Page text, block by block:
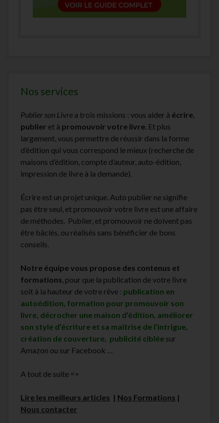
Nos services
Publier son Livre a trois missions : vous aider à écrire,
publier et à promouvoir votre livre. Et plus
largement, vous permettre de réussir dans la forme
d’édition qui vous correspond le mieux (recherche de
maisons d’édition, compte d’auteur, auto-édition,
impression de livre à la demande).
Écrire est un projet unique. Auto publier ne signifie
pas être seul, et promouvoir votre livre est une affaire
de méthodes. Publier, et promouvoir ne doivent pas
être bâclés, ou réalisés sans bénéficier de bons
conseils.
Notre équipe vous propose des contenus et
formations, pour que la publication de votre livre
soit à la hauteur de votre rêve : publication en
autoédition, formation pour promouvoir son
livre, décrocher une maison d’édition, améliorer
son style d’écriture et sa maîtrise de l’intrigue,
création de couverture, publicité ciblée sur
Amazon ou sur Facebook …
A tout de suite =>
Lire les meilleurs articles | Nos Formations |
Nous contacter